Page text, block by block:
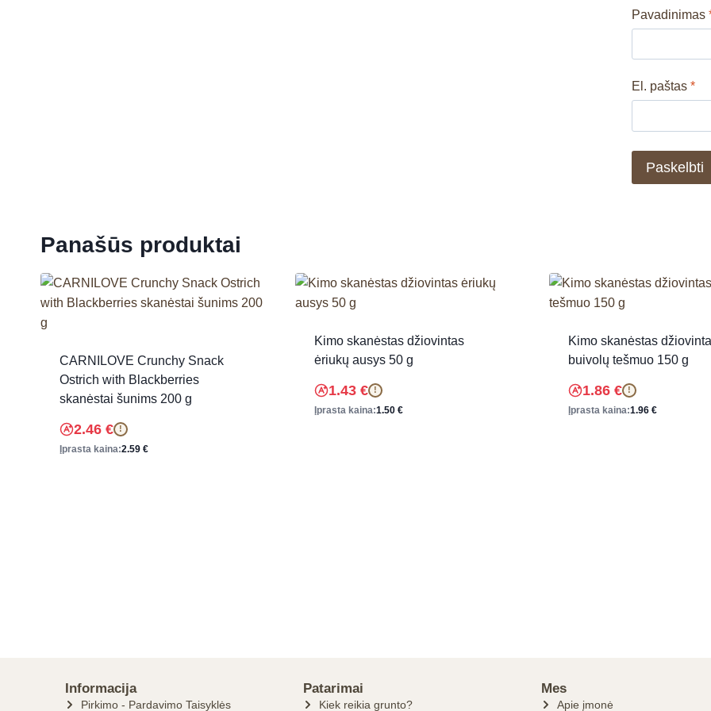
Pavadinimas
El. paštas*
Panašūs produktai
CARNILOVE Crunchy Snack
Ostrich with Blackberries
skanėstai šunims 200 g
2.46 € !
Įprasta kaina:2.59 €
Kimo skanėstas džiovintas
ėriukų ausys 50 g
1.43 € !
Įprasta kaina:1.50 €
Kimo skanėstas
buivolų tešmuo 150 g
1.86 € !
Įprasta kaina:1.96 €
Informacija
Pirkimo - Pardavimo Taisyklės
Patarimai
Kiek reikia grunto?
Mes
Apie įmonė